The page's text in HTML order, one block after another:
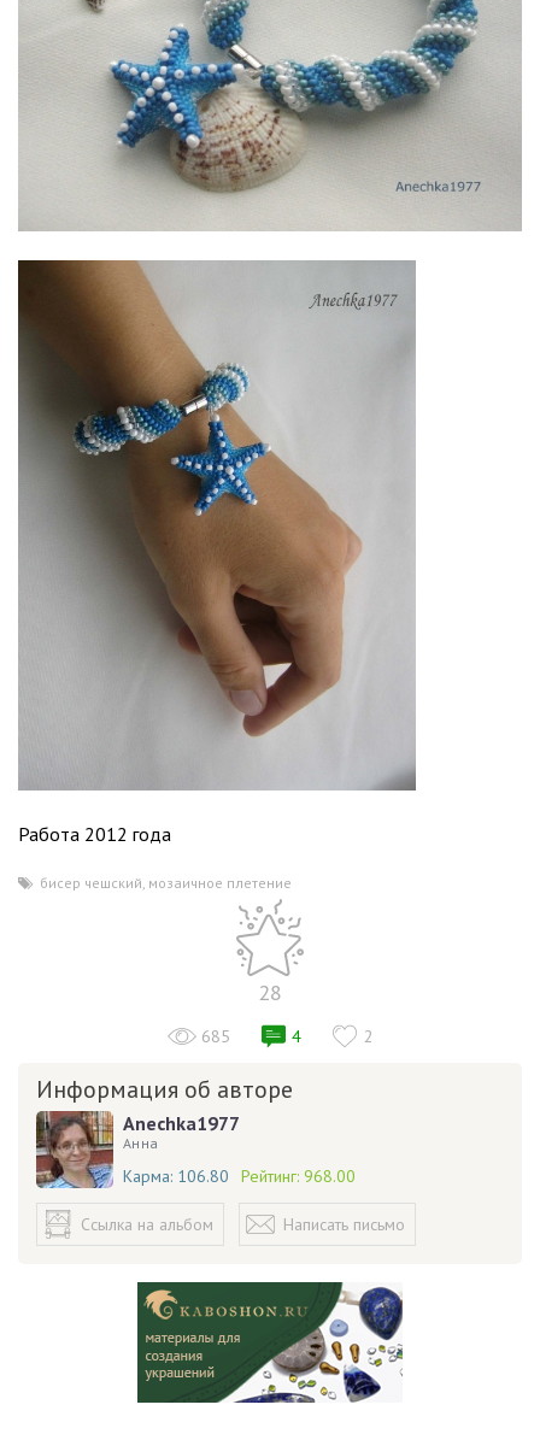
Работа 2012 года
бисер чешский, мозаичное плетение
28
685 4 2
Информация об авторе
Anechka1977
Анна
Карма: 106.80 Рейтинг: 968.00
Ссылка на альбом Написать письмо